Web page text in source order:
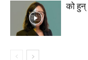
को हुन्